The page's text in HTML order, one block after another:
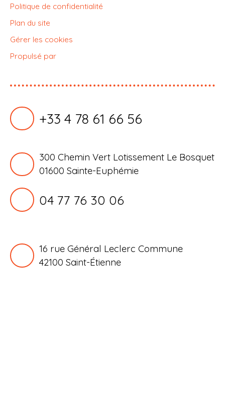
Politique de confidentialité
Plan du site
Gérer les cookies
Propulsé par
+33 4 78 61 66 56
300 Chemin Vert Lotissement Le Bosquet
01600 Sainte-Euphémie
04 77 76 30 06
16 rue Général Leclerc Commune
42100 Saint-Étienne